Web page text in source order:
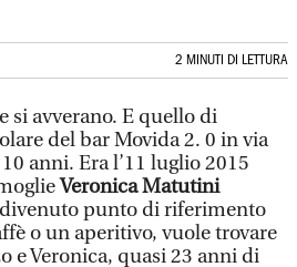
2 MINUTI DI LETTURA
si avverano. E quello di
del bar Movida 2. 0 in via
anni. Era l’11 luglio 2015
Veronica Matutini
punto di riferimento
o un aperitivo, vuole trovare
e Veronica, quasi 23 anni di